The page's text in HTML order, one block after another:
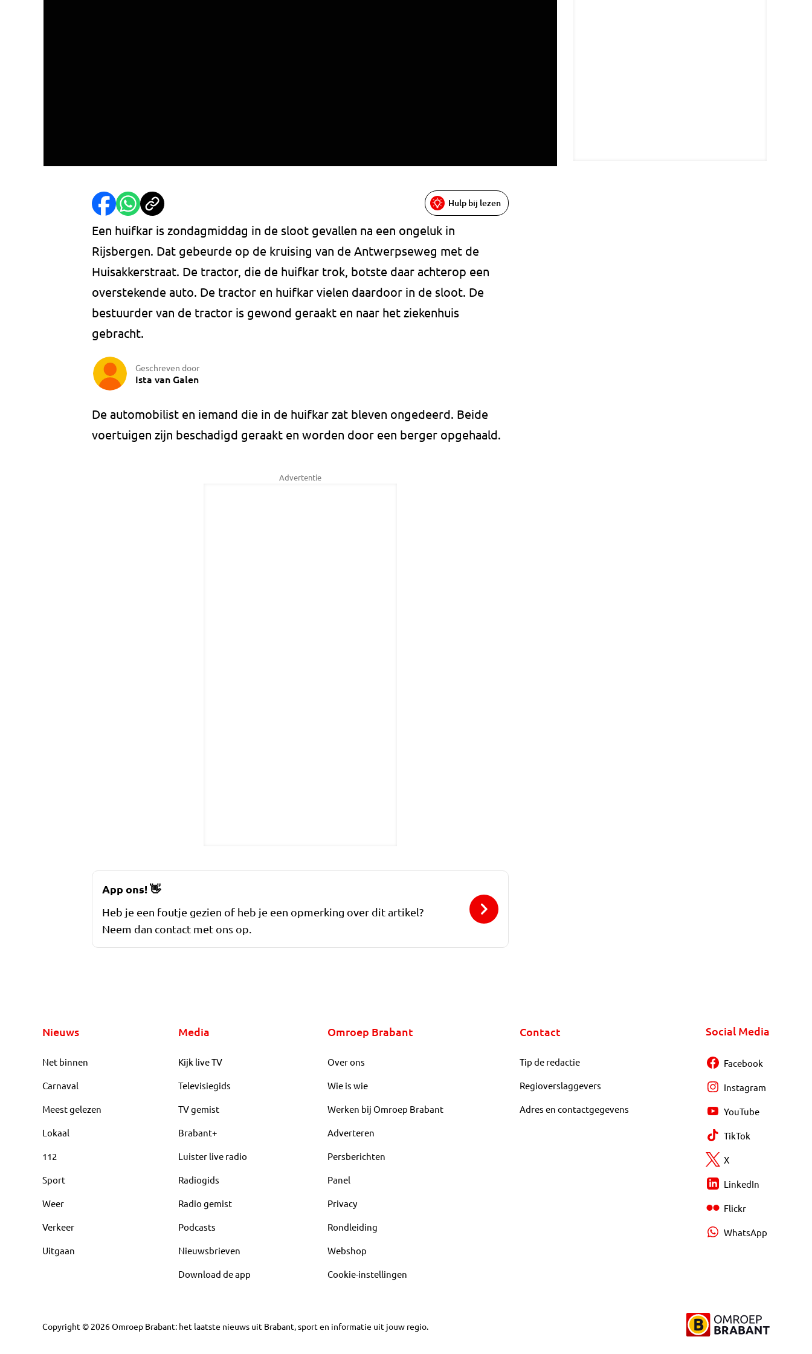
Hulp bij lezen
Een huifkar is zondagmiddag in de sloot gevallen na een ongeluk in
Rijsbergen. Dat gebeurde op de kruising van de Antwerpseweg met de
Huisakkerstraat. De tractor, die de huifkar trok, botste daar achterop een
overstekende auto. De tractor en huifkar vielen daardoor in de sloot. De
bestuurder van de tractor is gewond geraakt en naar het ziekenhuis
gebracht.
Geschreven door
Ista van Galen
De automobilist en iemand die in de huifkar zat bleven ongedeerd. Beide
voertuigen zijn beschadigd geraakt en worden door een berger opgehaald.
Advertentie
App ons!👋
Heb je een foutje gezien of heb je een opmerking over dit artikel?
Neem dan contact met ons op.
Nieuws
Net binnen
Carnaval
Meest gelezen
Lokaal
112
Sport
Weer
Verkeer
Uitgaan
Media
Kijk live TV
Televisiegids
TV gemist
Brabant+
Luister live radio
Radiogids
Radio gemist
Podcasts
Nieuwsbrieven
Download de app
Omroep Brabant
Over ons
Wie is wie
Werken bij Omroep Brabant
Adverteren
Persberichten
Panel
Privacy
Rondleiding
Webshop
Cookie-instellingen
Contact
Tip de redactie
Regioverslaggevers
Adres en contactgegevens
Social Media
Facebook
Instagram
YouTube
TikTok
X
LinkedIn
Flickr
WhatsApp
Copyright © 2026Omroep Brabant: het laatste nieuws uit Brabant, sport en informatie uit jouw regio.